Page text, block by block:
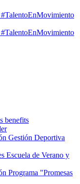
benefits
Gestión Deportiva
Escuela de Verano y
Programa "Promesas